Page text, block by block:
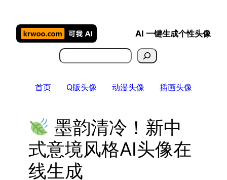
AI 一键生成个性头像
搜
索
首页 Q版头像 动漫头像 插画头像
墨韵清冷！新中
式意境风格AI头像在
线生成